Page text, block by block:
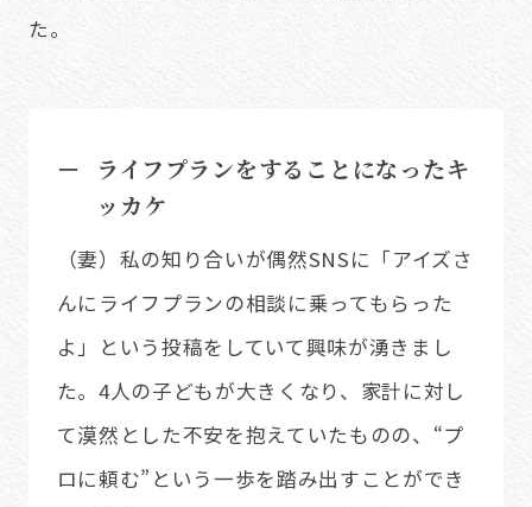
た。
ライフプランをすることになったキ
ッカケ
（妻）私の知り合いが偶然SNSに「アイズさ
んにライフプランの相談に乗ってもらった
よ」という投稿をしていて興味が湧きまし
た。4人の子どもが大きくなり、家計に対し
て漠然とした不安を抱えていたものの、“プ
ロに頼む”という一歩を踏み出すことができ